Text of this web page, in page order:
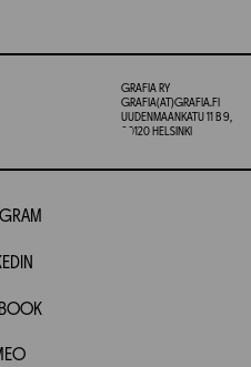
GRAFIA RY
GRAFIA(AT)GRAFIA.FI
UUDENMAANKATU 11 B 9,
00120 HELSINKI